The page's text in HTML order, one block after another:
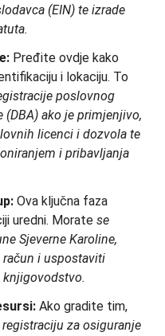
(EIN) te izrade
Pređite ovdje kako
i lokaciju. To
poslovnog
ako je primjenjivo,
licenci i dozvola te
i pribavljanja
Ova ključna faza
uredni. Morate se
Sjeverne Karoline,
i uspostaviti
Ako gradite tim,
registraciju za osiguranje